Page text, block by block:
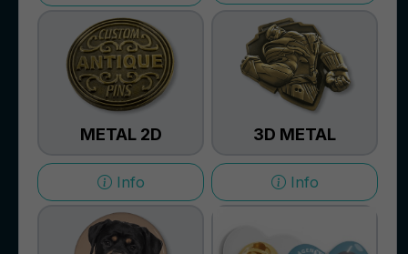
METAL 2D
Info
3D METAL
Info